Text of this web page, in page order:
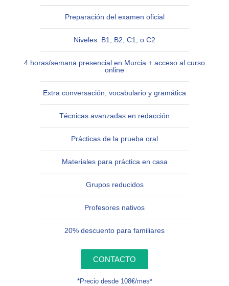
Preparación del examen oficial
Niveles: B1, B2, C1, o C2
4 horas/semana presencial en Murcia + acceso al curso
online
Extra conversación, vocabulario y gramática
Técnicas avanzadas en redacción
Prácticas de la prueba oral
Materiales para práctica en casa
Grupos reducidos
Profesores nativos
20% descuento para familiares
CONTACTO
*Precio desde 108€/mes*